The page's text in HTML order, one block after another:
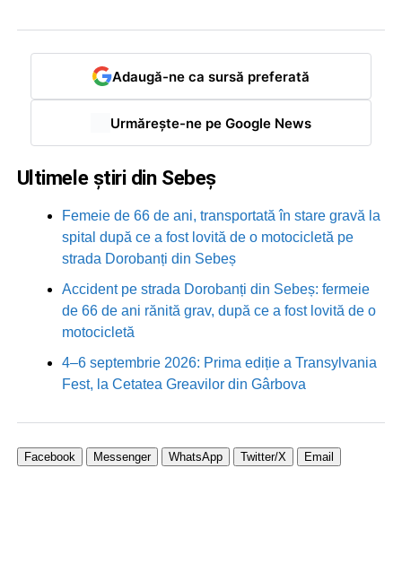
Adaugă-ne ca sursă preferată
Urmărește-ne pe Google News
Ultimele știri din Sebeș
Femeie de 66 de ani, transportată în stare gravă la
spital după ce a fost lovită de o motocicletă pe
strada Dorobanți din Sebeș
Accident pe strada Dorobanți din Sebeș: fermeie
de 66 de ani rănită grav, după ce a fost lovită de o
motocicletă
4–6 septembrie 2026: Prima ediție a Transylvania
Fest, la Cetatea Greavilor din Gârbova
Facebook Messenger WhatsApp Twitter/X Email